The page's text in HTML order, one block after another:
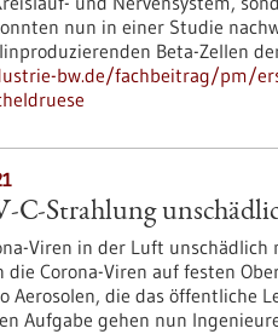
nun in einer Studie
Beta-Zellen
bw.de/fachbeitrag/pm/
Strahlung
Viren in der Luft
Corona-Viren auf festen
Aerosolen, die das öffentliche
Aufgabe gehen nun